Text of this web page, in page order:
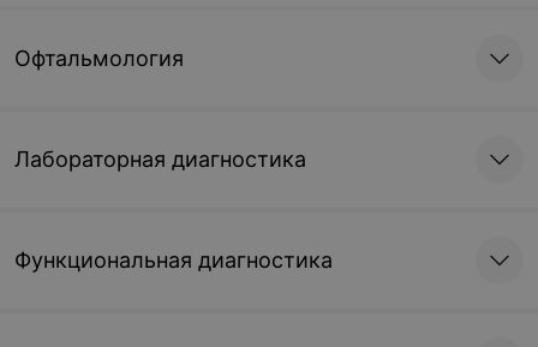
Офтальмология
Лабораторная диагностика
Функциональная диагностика